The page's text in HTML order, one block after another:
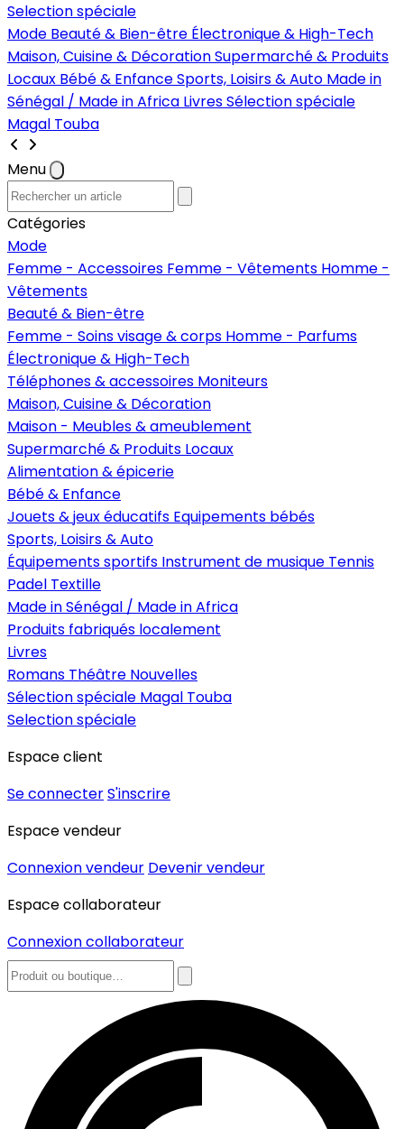
Selection spéciale
Mode Beauté & Bien-être Électronique & High-Tech
Maison, Cuisine & DécorationSupermarché & Produits
Locaux Bébé & EnfanceSports, Loisirs & Auto Made in
Sénégal / Made in Africa LivresSélection spéciale
Magal Touba
Menu
Catégories
Mode
Femme - Accessoires Femme - Vêtements Homme -
Vêtements
Beauté & Bien-être
Femme - Soins visage & corps Homme - Parfums
Électronique & High-Tech
Téléphones & accessoires Moniteurs
Maison, Cuisine & Décoration
Maison - Meubles & ameublement
Supermarché & Produits Locaux
Alimentation & épicerie
Bébé & Enfance
Jouets & jeux éducatifs Equipements bébés
Sports, Loisirs & Auto
Équipements sportifs Instrument de musique Tennis
Padel Textille
Made in Sénégal / Made in Africa
Produits fabriqués localement
Livres
Romans Théâtre Nouvelles
Sélection spéciale Magal Touba
Selection spéciale
Espace client
Se connecterS'inscrire
Espace vendeur
Connexion vendeur Devenir vendeur
Espace collaborateur
Connexion collaborateur